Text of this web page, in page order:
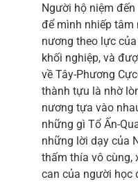
Người hộ niệm
để mình nhiếp tâm
nương theo lực
khối nghiệp, và
về Tây-Phương
thành tựu là nhờ
nương tựa vào
những gì Tổ Ấn-
những lời dạy của
thấm thía vô cùng,
can của người học